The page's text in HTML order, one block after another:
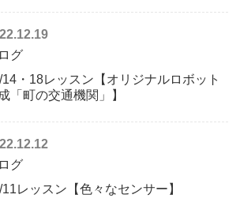
グ
14・18レッスン【オリジナルロボット
「町の交通機関」】
グ
11レッスン【色々なセンサー】